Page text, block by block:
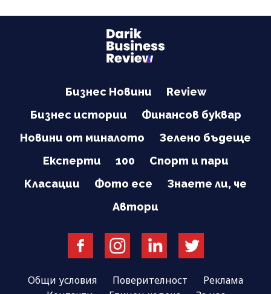
Бизнес Новини
Review
Бизнес истории
Финансов буквар
Новини от миналото
Зелено бъдеще
Експерти
100
Спорт и пари
Класации
Фото есе
Знаете ли, че
Автори
Общи условия Поверителност
Реклама